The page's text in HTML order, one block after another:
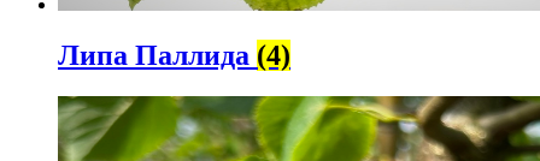
Липа Паллида (4)